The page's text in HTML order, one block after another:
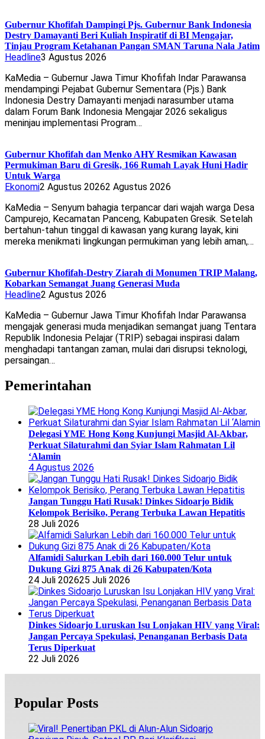
Gubernur Khofifah Dampingi Pjs. Gubernur Bank Indonesia
Destry Damayanti Beri Kuliah Inspiratif di BI Mengajar,
Tinjau Program Ketahanan Pangan SMAN Taruna Nala Jatim
Headline3 Agustus 2026
KaMedia – Gubernur Jawa Timur Khofifah Indar Parawansa
mendampingi Pejabat Gubernur Sementara (Pjs.) Bank
Indonesia Destry Damayanti menjadi narasumber utama
dalam Forum Bank Indonesia Mengajar 2026 sekaligus
meninjau implementasi Program…
Gubernur Khofifah dan Menko AHY Resmikan Kawasan
Permukiman Baru di Gresik, 166 Rumah Layak Huni Hadir
Untuk Warga
Ekonomi2 Agustus 20262 Agustus 2026
KaMedia – Senyum bahagia terpancar dari wajah warga Desa
Campurejo, Kecamatan Panceng, Kabupaten Gresik. Setelah
bertahun-tahun tinggal di kawasan yang kurang layak, kini
mereka menikmati lingkungan permukiman yang lebih aman,…
Gubernur Khofifah-Destry Ziarah di Monumen TRIP Malang,
Kobarkan Semangat Juang Generasi Muda
Headline2 Agustus 2026
KaMedia – Gubernur Jawa Timur Khofifah Indar Parawansa
mengajak generasi muda menjadikan semangat juang Tentara
Republik Indonesia Pelajar (TRIP) sebagai inspirasi dalam
menghadapi tantangan zaman, mulai dari disrupsi teknologi,
persaingan…
Pemerintahan
Delegasi YME Hong Kong Kunjungi Masjid Al-Akbar,
Perkuat Silaturahmi dan Syiar Islam Rahmatan Lil
‘Alamin
4 Agustus 2026
Jangan Tunggu Hati Rusak! Dinkes Sidoarjo Bidik
Kelompok Berisiko, Perang Terbuka Lawan Hepatitis
28 Juli 2026
Alfamidi Salurkan Lebih dari 160.000 Telur untuk
Dukung Gizi 875 Anak di 26 Kabupaten/Kota
24 Juli 202625 Juli 2026
Dinkes Sidoarjo Luruskan Isu Lonjakan HIV yang Viral:
Jangan Percaya Spekulasi, Penanganan Berbasis Data
Terus Diperkuat
22 Juli 2026
Popular Posts